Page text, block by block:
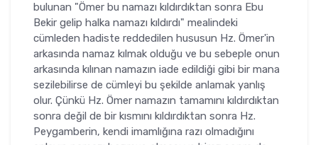
bulunan "Ömer bu na­mazı kıldırdıktan sonra Ebu
Bekir gelip halka namazı kıldırdı" mealinde­ki
cümleden hadiste reddedilen hususun Hz. Ömer'in
arkasında namaz kılmak olduğu ve bu sebeple onun
arkasında kılınan namazın iade edildi­ği gibi bir mana
sezilebilirse de cümleyi bu şekilde anlamak yanlış
olur. Çünkü Hz. Ömer namazın tamamını kıldırdıktan
sonra değil de bir kısmını kıldırdıktan sonra Hz.
Peygamberin, kendi imamlığına razı olma­dığını